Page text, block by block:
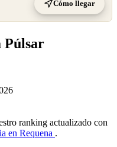
Cómo llegar
Púlsar
ranking actualizado con
en Requena .